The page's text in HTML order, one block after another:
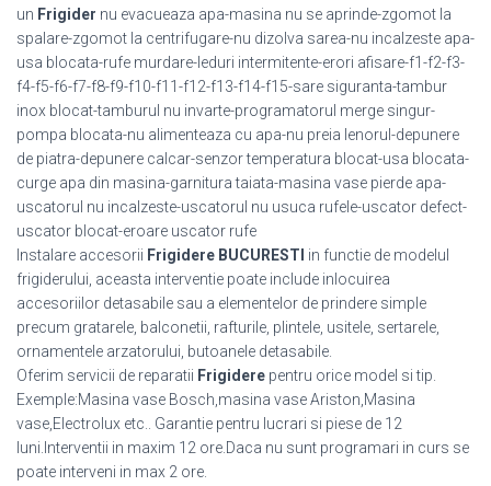
un Frigider nu evacueaza apa-masina nu se aprinde-zgomot la
spalare-zgomot la centrifugare-nu dizolva sarea-nu incalzeste apa-
usa blocata-rufe murdare-leduri intermitente-erori afisare-f1-f2-f3-
f4-f5-f6-f7-f8-f9-f10-f11-f12-f13-f14-f15-sare siguranta-tambur
inox blocat-tamburul nu invarte-programatorul merge singur-
pompa blocata-nu alimenteaza cu apa-nu preia lenorul-depunere
de piatra-depunere calcar-senzor temperatura blocat-usa blocata-
curge apa din masina-garnitura taiata-masina vase pierde apa-
uscatorul nu incalzeste-uscatorul nu usuca rufele-uscator defect-
uscator blocat-eroare uscator rufe
Instalare accesorii Frigidere BUCURESTI in functie de modelul
frigiderului, aceasta interventie poate include inlocuirea
accesoriilor detasabile sau a elementelor de prindere simple
precum gratarele, balconetii, rafturile, plintele, usitele, sertarele,
ornamentele arzatorului, butoanele detasabile.
Oferim servicii de reparatii Frigidere pentru orice model si tip.
Exemple:Masina vase Bosch,masina vase Ariston,Masina
vase,Electrolux etc.. Garantie pentru lucrari si piese de 12
luni.Interventii in maxim 12 ore.Daca nu sunt programari in curs se
poate interveni in max 2 ore.